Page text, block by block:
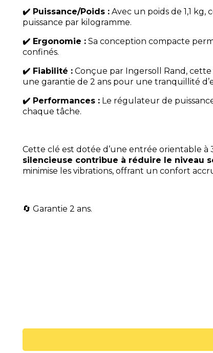
✔️ Puissance/Poids : Avec un poids de 1,1
puissance par kilogramme.
✔️ Ergonomie : Sa conception compacte
confinés.
✔️ Fiabilité : Conçue par Ingersoll Rand,
une garantie de 2 ans pour une tranquillité
✔️ Performances : Le régulateur de
chaque tâche.
Cette clé est dotée d’une entrée orientable à
silencieuse contribue à réduire le niveau
minimise les vibrations, offrant un confort
​🔄 Garantie 2 ans.